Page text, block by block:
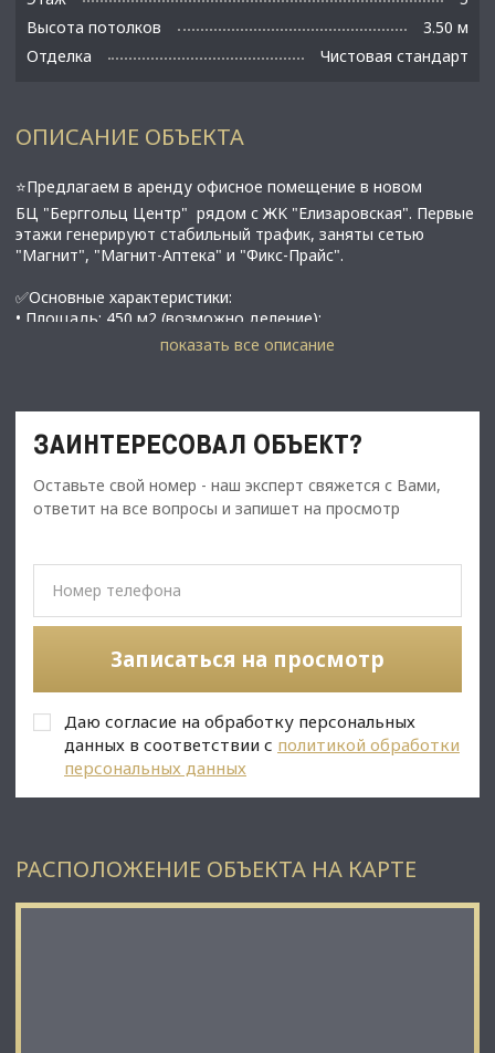
Высота потолков
3.50 м
Отделка
Чистовая стандарт
ОПИСАНИЕ ОБЪЕКТА
⭐Предлагаем в аренду офисное помещение в новом
БЦ "Берггольц Центр" рядом c ЖK "Eлизapoвская". Пeрвыe
этажи гeнeрируют cтaбильный тpaфик, зaняты сeтью
"Maгнит", "Мaгнит-Aптeкa" и "Фикc-Пpaйc".
✅Основные характеристики:
• Площадь: 450 м2 (возможно деление);
• Мощность электросети: 120 кВт;
• Круглосуточный доступ, охрана и видеонаблюдение;
• В 10 минутах от метро Елизаровская;
• Срок договора - длительный (от 11 мес.);
С Уважением, Даниил Сигов.
показать все описание
ЗАИНТЕРЕСОВАЛ ОБЪЕКТ?
Оставьте свой номер - наш эксперт свяжется с Вами,
ответит на все вопросы и запишет на просмотр
Записаться на просмотр
Даю согласие на обработку персональных
данных в соответствии с политикой обработки
персональных данных
РАСПОЛОЖЕНИЕ ОБЪЕКТА НА КАРТЕ